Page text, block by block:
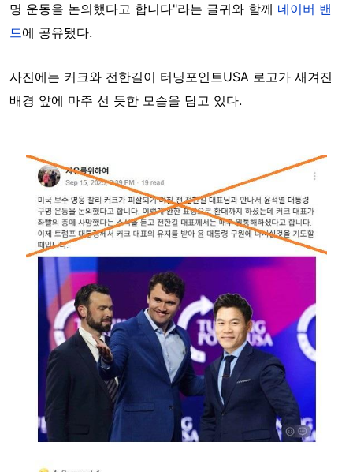
명 운동을 논의했다고 합니다"라는 글귀와 함께 네이버 밴
드에 공유됐다.
사진에는 커크와 전한길이 터닝포인트USA 로고가 새겨진
배경 앞에 마주 선 듯한 모습을 담고 있다.
Image